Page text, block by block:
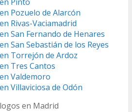
Pozuelo de Alarcón
Rivas-Vaciamadrid
San Fernando de Henares
San Sebastián de los Reyes
Torrejón de Ardoz
Tres Cantos
Valdemoro
Villaviciosa de Odón
en Madrid